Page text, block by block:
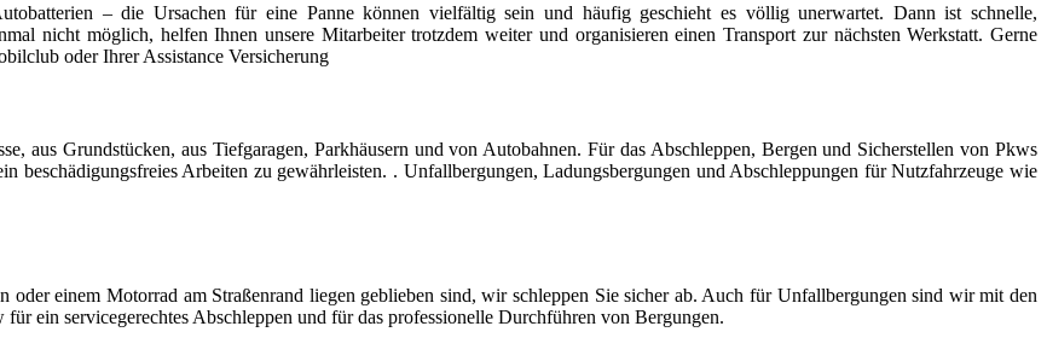
– die Ursachen für eine Panne können vielfältig sein und häufig geschieht es völlig unerwartet. Dann ist schnelle,
nicht möglich, helfen Ihnen unsere Mitarbeiter trotzdem weiter und organisieren einen Transport zur nächsten Werkstatt. Gerne
oder Ihrer Assistance Versicherung
aus Grundstücken, aus Tiefgaragen, Parkhäusern und von Autobahnen. Für das Abschleppen, Bergen und Sicherstellen von Pkws
beschädigungsfreies Arbeiten zu gewährleisten. . Unfallbergungen, Ladungsbergungen und Abschleppungen für Nutzfahrzeuge wie
einem Motorrad am Straßenrand liegen geblieben sind, wir schleppen Sie sicher ab. Auch für Unfallbergungen sind wir mit den
ein servicegerechtes Abschleppen und für das professionelle Durchführen von Bergungen.